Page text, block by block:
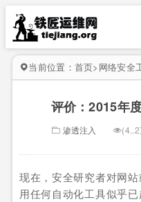
当前位置： 首页> 网络安全
评价：2015年
渗透注入 (4..2
现在，安全研究者对网
用任何自动化工具似乎